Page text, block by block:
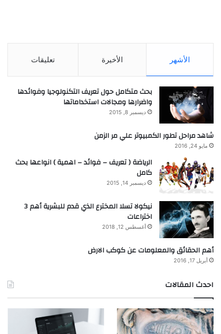
الأشهر الأخيرة تعليقات
بحث متكامل حول تعريف التكنولوجيا وفوائدها
واضرارها ومجالات استخداماتها
ديسمبر 8, 2015
شاهد مراحل تطور الكمبيوتر علي مر الزمن
مايو 24, 2016
الرياضة ( تعريف – فوائد – اهمية ) انواعها بحث
كامل
ديسمبر 14, 2015
نيكولا تسلا المخترع الذي قدم للبشرية أهم 3
اختراعات
أغسطس 12, 2018
أهم الحقائق والمعلومات عن كوكب الارض
أبريل 17, 2016
احدث المقالات